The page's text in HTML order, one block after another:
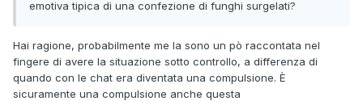
emotiva tipica di una confezione di funghi surgelati?
Hai ragione, probabilmente me la sono un pò raccontata nel
fingere di avere la situazione sotto controllo, a differenza di
quando con le chat era diventata una compulsione. È
sicuramente una compulsione anche questa